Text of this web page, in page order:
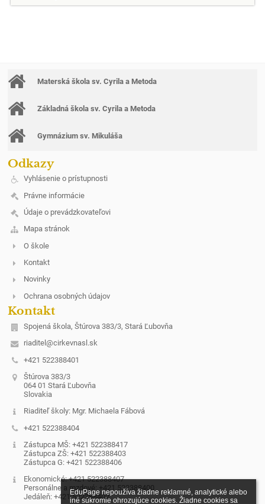
EduPage nepoužíva žiadne reklamné, analytické alebo
iné súkromie ohrozujúce cookies. Žiadne cookies sa
Materská škola sv. Cyrila a Metoda
Základná škola sv. Cyrila a Metoda
Gymnázium sv. Mikuláša
Odkazy
Vyhlásenie o prístupnosti
Právne informácie
Údaje o prevádzkovateľovi
Mapa stránok
O škole
Kontakt
Novinky
Ochrana osobných údajov
Kontakt
Spojená škola, Štúrova 383/3, Stará Ľubovňa
riaditel@cirkevnasl.sk
+421 522388401
Štúrova 383/3
064 01 Stará Ľubovňa
Slovakia
Riaditeľ školy: Mgr. Michaela Fábová
+421 522388404
Zástupca MŠ: +421 522388417
Zástupca ZŠ: +421 522388403
Zástupca G: +421 522388406
Ekonomické: +421 522388407
Personálne a mzdové: +421 522388400
Jedáleň: +421 522388402